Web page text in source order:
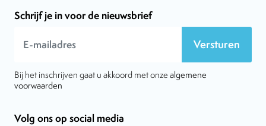
Schrijf je in voor de nieuwsbrief
Versturen
Bij het inschrijven gaat u akkoord met onze algemene
voorwaarden
Volg ons op social media